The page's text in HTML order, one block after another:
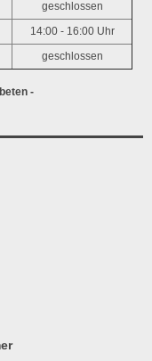
geschlossen
14:00 - 16:00 Uhr
geschlossen
-